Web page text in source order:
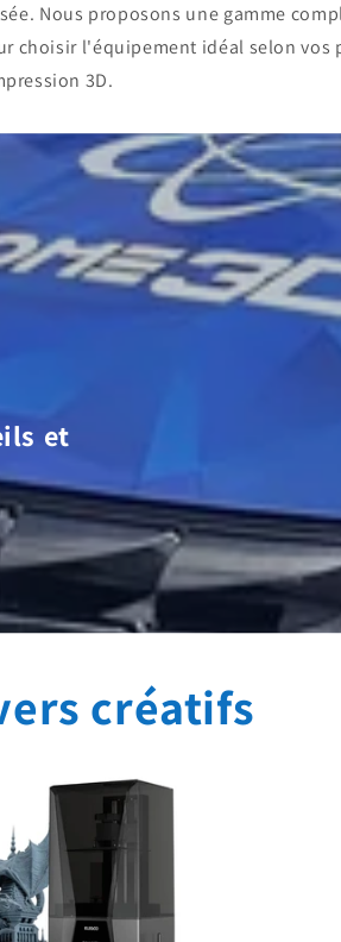
Nous proposons une gamme
choisir l'équipement idéal selon vos
3D.
et
créatifs